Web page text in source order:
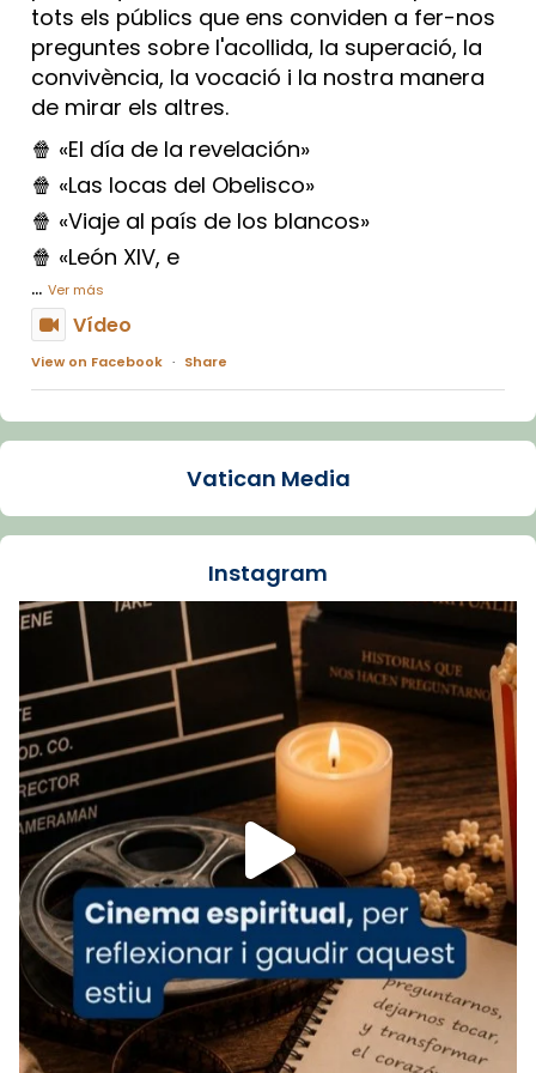
tots els públics que ens conviden a fer-nos
preguntes sobre l'acollida, la superació, la
convivència, la vocació i la nostra manera
de mirar els altres.
🍿 «El día de la revelación»
🍿 «Las locas del Obelisco»
🍿 «Viaje al país de los blancos»
🍿 «León XIV, e
... Ver más
Vídeo
View on Facebook · Share
Arquebisbat de Barcelona
La Carmina va patir depressió. Fa gairebé
dos mesos, a l'Estadi Lluís Companys, la
Recupera l'entrevista comp
Vatican
tican News 👇
www.vaticannews.va/es/iglesia/news/2026-
07/carmina-historia-depresion-papa-viaje-
espana-testimoni...
Foto
View on Facebook · Share
Arquebisbat de Barcelona
2 weeks ago
«Avui les santes Juliana i Semproniana ens
ajuden a alçar la mirada»
Mons. Sergi Gordo, bisbe de Tortosa, ha
Vatican Media
Instagram